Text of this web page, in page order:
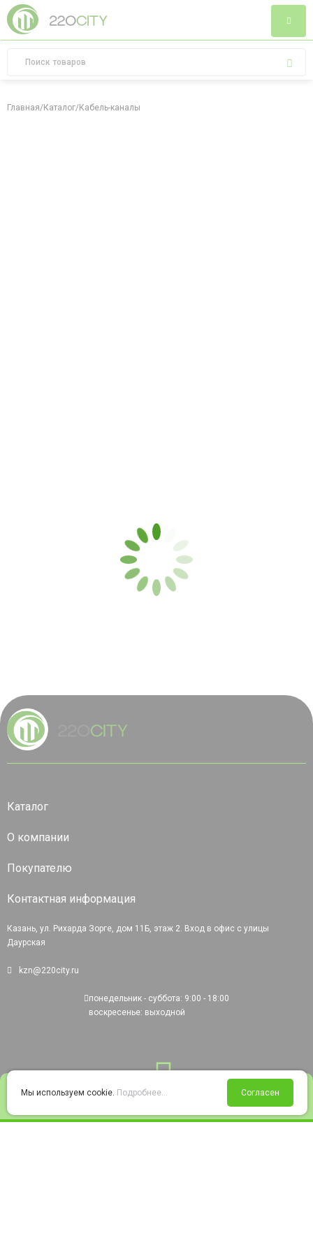
Войти Избранное Корзина
Главная/Каталог/Кабель-каналы
Каталог
О компании
Покупателю
Контактная информация
Казань, ул. Рихарда Зорге, дом 11Б, этаж 2. Вход в офис с улицы
Даурская
kzn@220city.ru
понедельник - суббота: 9:00 - 18:00
воскресенье: выходной
Мы используем cookie. Подробнее... Согласен